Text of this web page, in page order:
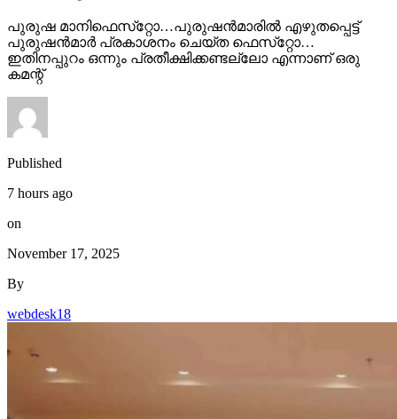
പുരുഷ മാനിഫെസ്‌റ്റോ…പുരുഷന്‍മാരില്‍ എഴുതപ്പെട്ട്
പുരുഷന്‍മാര്‍ പ്രകാശനം ചെയ്ത ഫെസ്‌റ്റോ…
ഇതിനപ്പുറം ഒന്നും പ്രതീക്ഷിക്കണ്ടല്ലോ എന്നാണ് ഒരു
കമന്റ്
Published
7 hours ago
on
November 17, 2025
By
webdesk18